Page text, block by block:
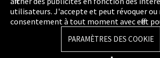
Cookie Settings
Termes et Conditions
utilisateurs. J'accepte et peut révoquer
consentement à tout moment avec effet
PARAMÈTRES DES COOKIE